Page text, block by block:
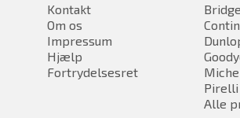
Kontakt
Om os
Impressum
Hjælp
Fortrydelsesret
Pirelli
Alle